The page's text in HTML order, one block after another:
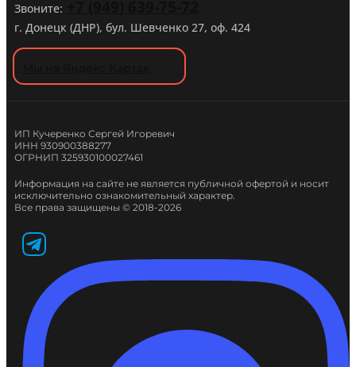
Звоните:
г. Донецк (ДНР), бул. Шевченко 27, оф. 424
ИП Кучеренко Сергей Игоревич
ИНН 930900388277
ОГРНИП 325930100027461
Информация на сайте не является публичной офертой и носит
исключительно ознакомительный характер.
Все права защищены © 2018-2026